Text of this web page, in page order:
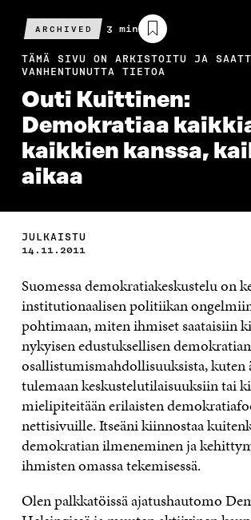
ARCHIVED
Arvioitu
lukuaika
3 min
TÄMÄ SIVU ON ARKISTOITU JA
VANHENTUNUTTA TIETOA
Outi Kuittinen:
Demokratiaa
kaikkien kanssa,
aikaa
JULKAISTU
14.11.2011
Suomessa demokratiakeskustelu on
institutionaalisen politiikan
pohtimaan, miten ihmiset saataisiin
nykyisen edustuksellisen
osallistumismahdollisuuksista, kuten
tulemaan keskustelutilaisuuksiin tai
mielipiteitään erilaisten
nettisivuille. Itseäni kiinnostaa
demokratian ilmeneminen ja
ihmisten omassa tekemisessä.
Olen palkkatöissä ajatushautomo